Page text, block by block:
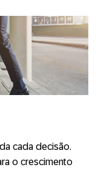
cada decisão.
o crescimento